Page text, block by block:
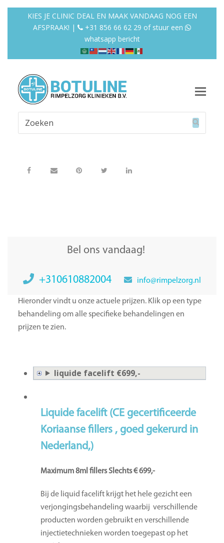
KIES JE CLINIC DEAL EN MAAK VANDAAG NOG EEN
AFSPRAAK! |
+31 856 66 62 29 of stuur een
whatsapp bericht
Zoeken
Bel ons vandaag!
+310610882004 info@rimpelzorg.nl
Hieronder vindt u onze actuele prijzen. Klik op een type
behandeling om alle specifieke behandelingen en
prijzen te zien.
liquide facelift €699,-
Liquide facelift (CE gecertificeerde
Koriaanse fillers , goed gekerurd in
Nederland,)
Maximum 8ml fillers Slechts € 699,-
Bij de liquid facelift krijgt het hele gezicht een
verjongingsbehandeling waarbij verschillende
producten worden gebruikt en verschillende
injectietechnieken worden toegepast op het